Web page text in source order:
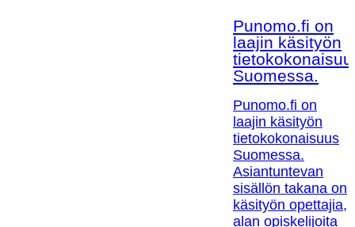
Punomo.fi on
laajin käsityön
Suomessa.
Punomo.fi on
laajin käsityön
tietokokonaisuus
Suomessa.
Asiantuntevan
sisällön takana on
käsityön opettajia,
alan opiskelijoita